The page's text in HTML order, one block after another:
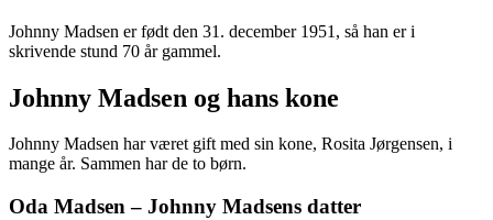
Johnny Madsen er født den 31. december 1951, så han er i
skrivende stund 70 år gammel.
Johnny Madsen og hans kone
Johnny Madsen har været gift med sin kone, Rosita Jørgensen, i
mange år. Sammen har de to børn.
Oda Madsen – Johnny Madsens datter